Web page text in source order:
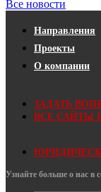
Все новости
Направления
Проекты
О компании
ЗАДАТЬ
ВСЕ САЙТЫ
Узнайте больше о нас в